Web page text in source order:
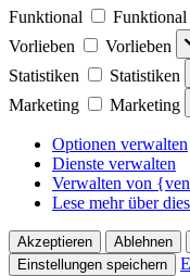
Funktional
Funktional
Vorlieben
Vorlieben
Statistiken
Statistiken
Marketing
Marketing
Optionen verwalten
Dienste verwalten
Verwalten von
Lese mehr über
Akzeptieren Ablehnen
Einstellungen speichern